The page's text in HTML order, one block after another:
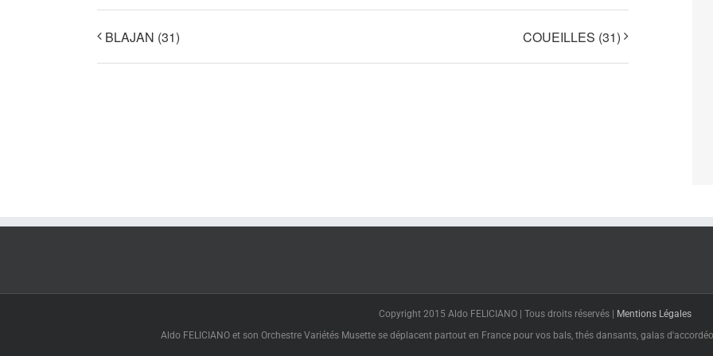
BLAJAN (31) COUEILLES (31)
Copyright 2015 Aldo FELICIANO | Tous droits réservés |
Mentions Légales
Aldo FELICIANO et son Orchestre Variétés Musette se déplacent partout en France pour vos bals, thés dansants, galas